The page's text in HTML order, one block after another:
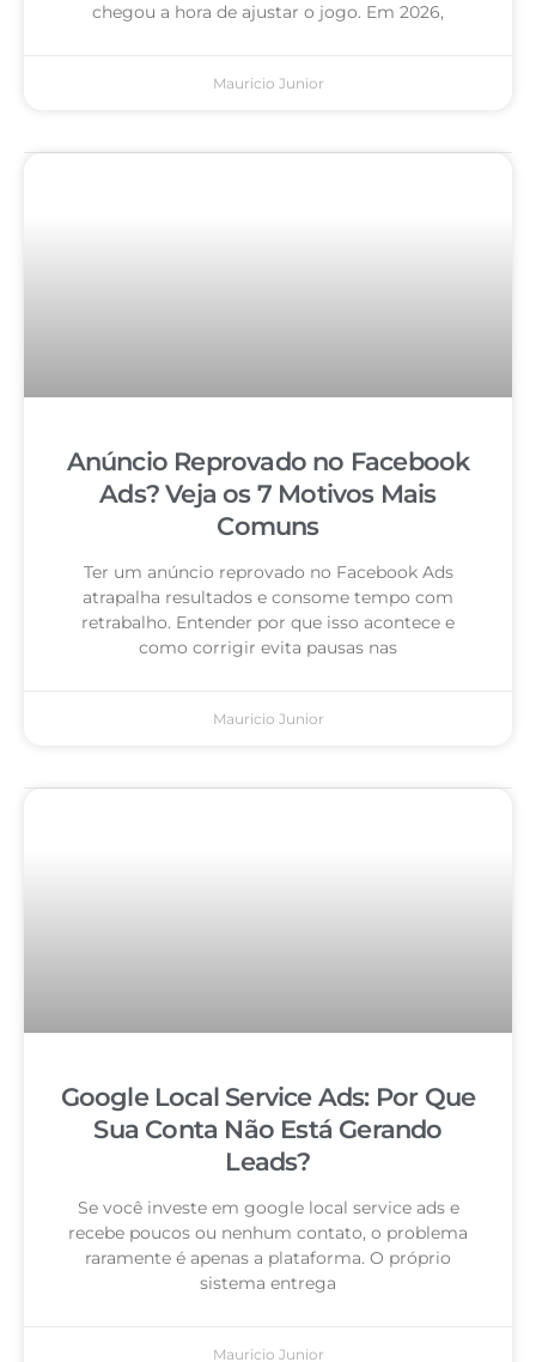
chegou a hora de ajustar o jogo. Em 2026,
Mauricio Junior
Anúncio Reprovado no Facebook
Ads? Veja os 7 Motivos Mais
Comuns
Ter um anúncio reprovado no Facebook Ads
atrapalha resultados e consome tempo com
retrabalho. Entender por que isso acontece e
como corrigir evita pausas nas
Mauricio Junior
Google Local Service Ads: Por Que
Sua Conta Não Está Gerando
Leads?
Se você investe em google local service ads e
recebe poucos ou nenhum contato, o problema
raramente é apenas a plataforma. O próprio
sistema entrega
Mauricio Junior